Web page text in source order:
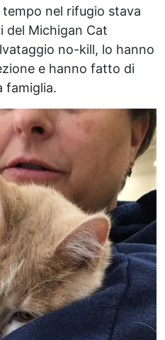
nel rifugio stava
del Michigan Cat
no-kill, lo hanno
e hanno fatto di
famiglia.